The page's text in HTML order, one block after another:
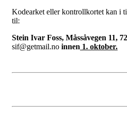
Kodearket eller kontrollkortet kan i
til:
Stein Ivar Foss, Måssåvegen 11,
sif@getmail.no innen 1. oktober.